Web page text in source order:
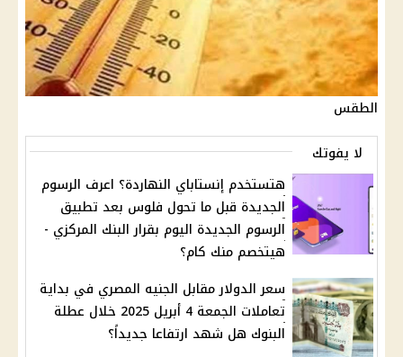
الطقس
لا يفوتك
هتستخدم إنستاباي النهاردة؟ اعرف الرسوم
الجديدة قبل ما تحول فلوس بعد تطبيق
الرسوم الجديدة اليوم بقرار البنك المركزي -
هيتخصم منك كام؟
سعر الدولار مقابل الجنيه المصري في بداية
تعاملات الجمعة 4 أبريل 2025 خلال عطلة
البنوك هل شهد ارتفاعا جديداً؟